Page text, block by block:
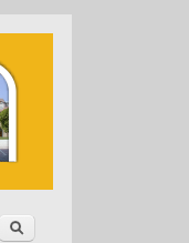
Cerca